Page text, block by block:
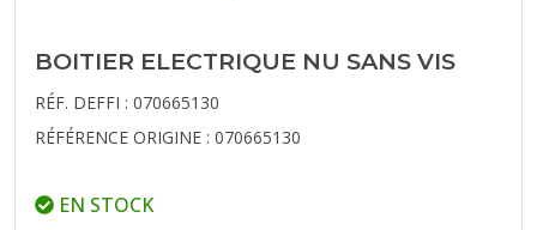
BOITIER ELECTRIQUE NU SANS VIS
RÉF. DEFFI : 070665130
RÉFÉRENCE ORIGINE : 070665130
EN STOCK